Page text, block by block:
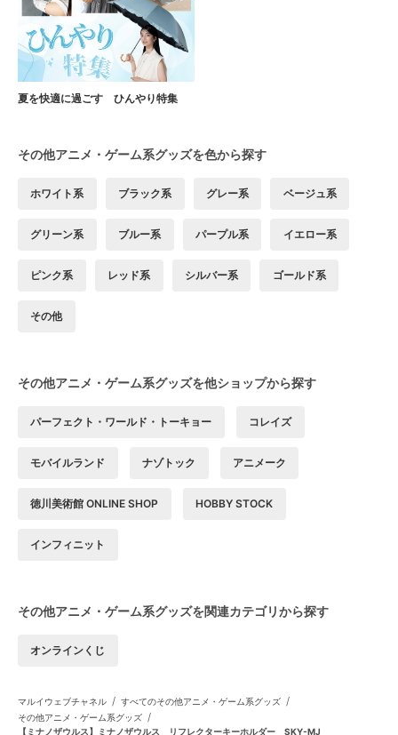
夏を快適に過ごす ひんやり特集
その他アニメ・ゲーム系グッズを色から探す
ホワイト系 ブラック系 グレー系 ベージュ系
グリーン系 ブルー系 パープル系 イエロー系
ピンク系 レッド系 シルバー系 ゴールド系
その他
その他アニメ・ゲーム系グッズを他ショップから探す
パーフェクト・ワールド・トーキョー コレイズ
モバイルランド ナゾトック アニメーク
徳川美術館 ONLINE SHOP HOBBY STOCK
インフィニット
その他アニメ・ゲーム系グッズを関連カテゴリから探す
オンラインくじ
マルイウェブチャネル / すべてのその他アニメ・ゲーム系グッズ /
その他アニメ・ゲーム系グッズ /
【ミナノザウルス】ミナノザウルス リフレクターキーホルダー SKY-MJ